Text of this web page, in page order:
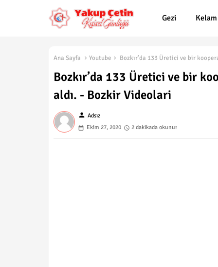
Gezi Kelam
Ana Sayfa Youtube Bozkır’da 133 Üretici ve bir
Bozkır’da 133 Üretici ve bir
aldı. - Bozkir Videolari
person Adsız
Ekim 27, 2020
2 dakikada okunur